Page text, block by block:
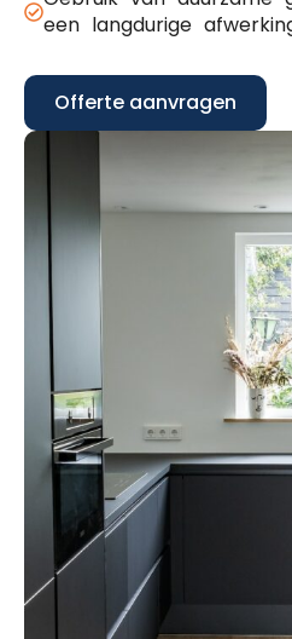
een langdurige
Offerte aanvragen